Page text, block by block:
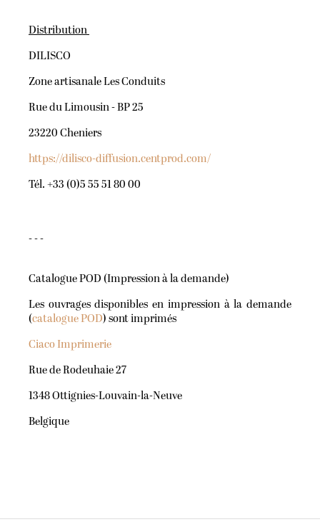
Distribution
DILISCO
Zone artisanale Les Conduits
Rue du Limousin - BP 25
23220 Cheniers
https://dilisco-diffusion.centprod.com/
Tél. +33 (0)5 55 51 80 00
- - -
Catalogue POD (Impression à la demande)
Les ouvrages disponibles en impression à la demande
(catalogue POD) sont imprimés
Ciaco Imprimerie
Rue de Rodeuhaie 27
1348 Ottignies-Louvain-la-Neuve
Belgique